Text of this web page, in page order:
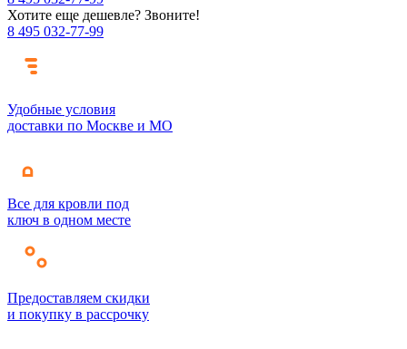
Хотите еще дешевле? Звоните!
8 495 032-77-99
Удобные условия
доставки по Москве и МО
Все для кровли под
ключ в одном месте
Предоставляем скидки
и покупку в рассрочку